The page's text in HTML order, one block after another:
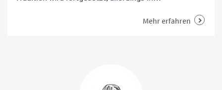
neuem Kooperationspartner – und mit einem
Mehr erfahren